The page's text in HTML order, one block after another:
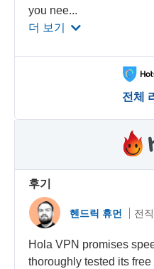
you nee...
더 보기
전체
후기
헨드릭 휴먼 전
Hola VPN promises
thoroughly tested its